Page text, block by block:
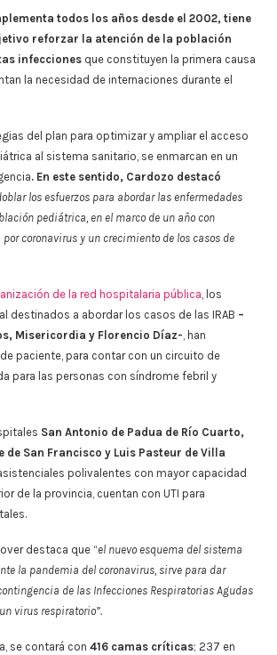
todos los años desde el 2002, tiene
reforzar la atención de la población
infecciones que constituyen la primera causa
la necesidad de internaciones durante el
del plan para optimizar y ampliar el acceso
al sistema sanitario, se enmarcan en un
. En este sentido, Cardozo destacó
los esfuerzos para abordar las enfermedades
pediátrica, en el marco de un año con
coronavirus y un crecimiento de los casos de
de la red hospitalaria pública, los
destinados a abordar los casos de las IRAB –
Misericordia y Florencio Díaz-, han
paciente, para contar con un circuito de
para las personas con síndrome febril y
San Antonio de Padua de Río Cuarto,
San Francisco y Luis Pasteur de Villa
polivalentes con mayor capacidad
de la provincia, cuentan con UTI para
destaca que “el nuevo esquema del sistema
la pandemia del coronavirus, sirve para dar
de las Infecciones Respiratorias Agudas
un virus respiratorio”.
se contará con 416 camas críticas; 237 en